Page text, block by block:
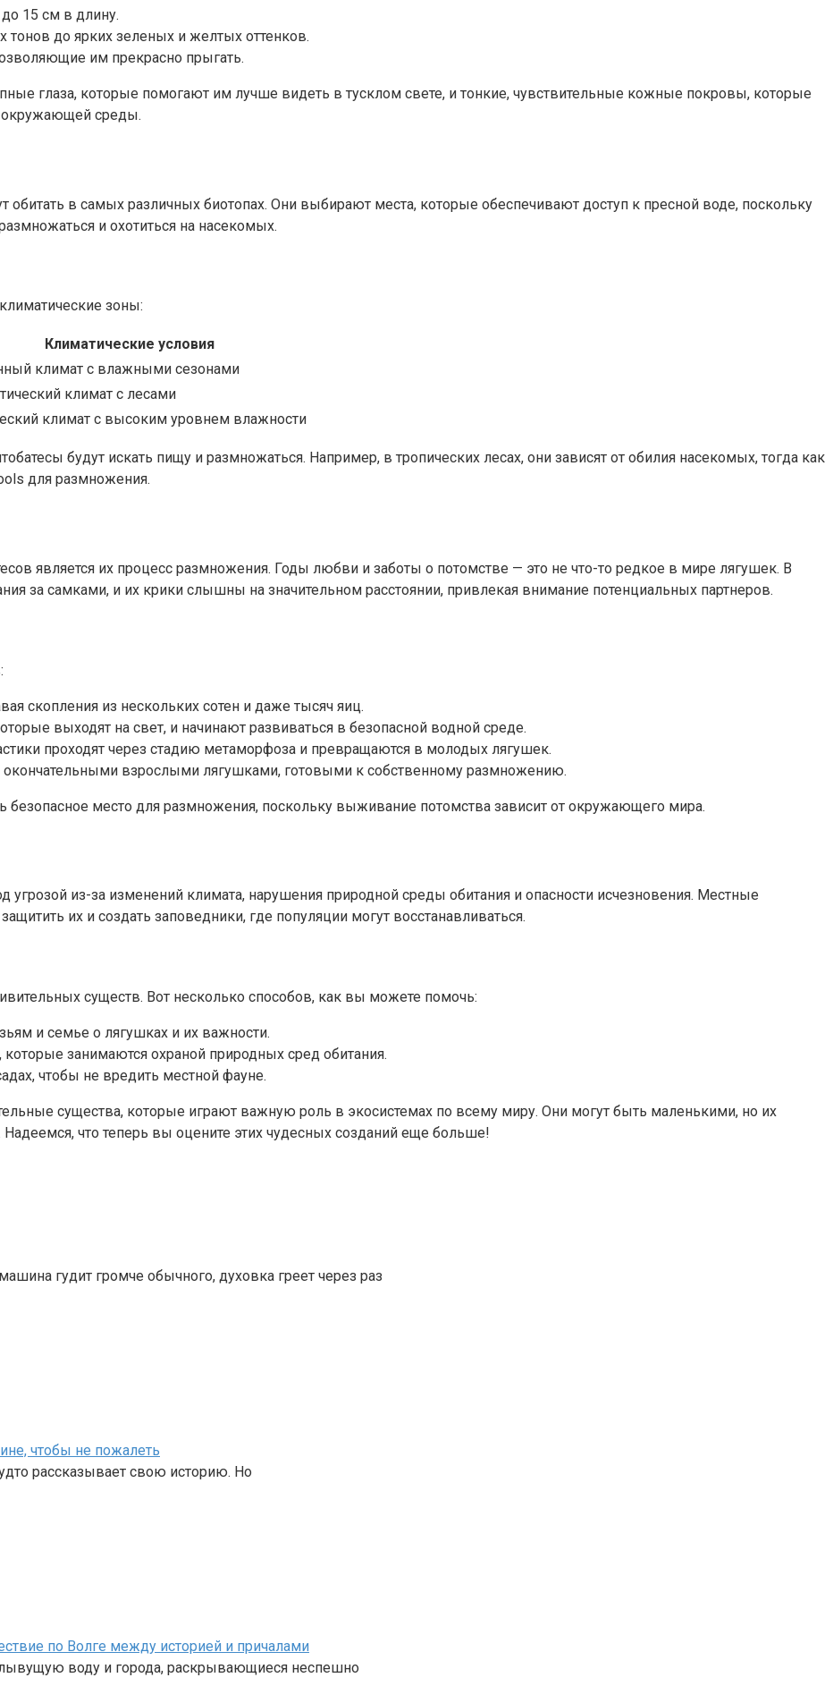
15 см в длину.
до ярких зеленых и желтых оттенков.
им прекрасно прыгать.
глаза, которые помогают им лучше видеть в тусклом свете, и тонкие, чувствительные кожные покровы, которые
окружающей среды.
обитать в самых различных биотопах. Они выбирают места, которые обеспечивают доступ к пресной воде, поскольку
и охотиться на насекомых.
зоны:
Климатические условия
климат с влажными сезонами
климат с лесами
климат с высоким уровнем влажности
будут искать пищу и размножаться. Например, в тропических лесах, они зависят от обилия насекомых, тогда как
для размножения.
является их процесс размножения. Годы любви и заботы о потомстве — это не что-то редкое в мире лягушек. В
за самками, и их крики слышны на значительном расстоянии, привлекая внимание потенциальных партнеров.
скопления из нескольких сотен и даже тысяч яиц.
выходят на свет, и начинают развиваться в безопасной водной среде.
проходят через стадию метаморфоза и превращаются в молодых лягушек.
окончательными взрослыми лягушками, готовыми к собственному размножению.
безопасное место для размножения, поскольку выживание потомства зависит от окружающего мира.
угрозой из-за изменений климата, нарушения природной среды обитания и опасности исчезновения. Местные
их и создать заповедники, где популяции могут восстанавливаться.
существ. Вот несколько способов, как вы можете помочь:
и семье о лягушках и их важности.
занимаются охраной природных сред обитания.
чтобы не вредить местной фауне.
существа, которые играют важную роль в экосистемах по всему миру. Они могут быть маленькими, но их
что теперь вы оцените этих чудесных созданий еще больше!
гудит громче обычного, духовка греет через раз
чтобы не пожалеть
рассказывает свою историю. Но
по Волге между историей и причалами
воду и города, раскрывающиеся неспешно